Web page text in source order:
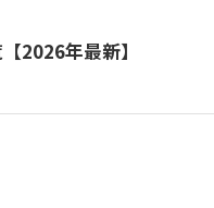
2026年最新】